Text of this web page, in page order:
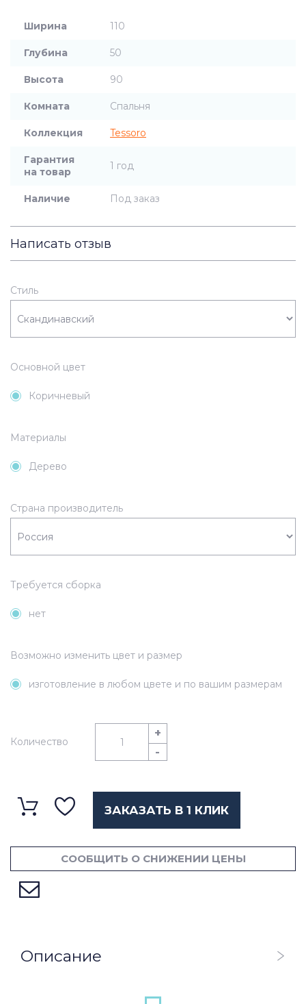
Ширина 110
Глубина 50
Высота 90
Комната Спальня
Коллекция Tessoro
Гарантия
на товар
1 год
Наличие Под заказ
Написать отзыв
Коричневый
Дерево
нет
изготовление в любом цвете и по вашим размерам
Количество
+
-
ЗАКАЗАТЬ В 1 КЛИК
СООБЩИТЬ О СНИЖЕНИИ ЦЕНЫ
Описание